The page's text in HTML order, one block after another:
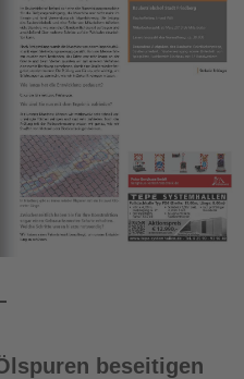
beseitigen